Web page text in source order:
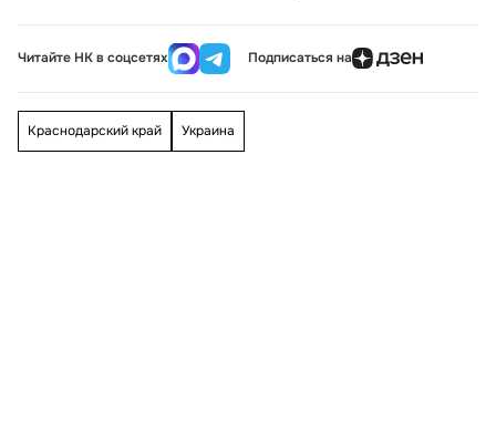
Читайте НК в соцсетях Подписаться на
Краснодарский край Украина